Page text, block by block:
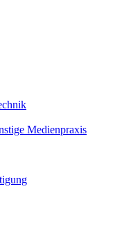
Medienpraxis